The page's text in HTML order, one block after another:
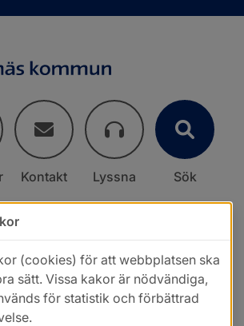
Kontakt Lyssna Sök
(cookies) för att webbplatsen ska
sätt. Vissa kakor är nödvändiga,
för statistik och förbättrad